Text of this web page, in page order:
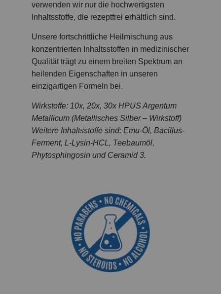
verwenden wir nur die hochwertigsten
Inhaltsstoffe, die rezeptfrei erhältlich sind.
Unsere fortschrittliche Heilmischung aus
konzentrierten Inhaltsstoffen in medizinischer
Qualität trägt zu einem breiten Spektrum an
heilenden Eigenschaften in unseren
einzigartigen Formeln bei.
Wirkstoffe: 10x, 20x, 30x HPUS Argentum
Metallicum (Metallisches Silber – Wirkstoff)
Weitere Inhaltsstoffe sind: Emu-Öl, Bacillus-
Ferment, L-Lysin-HCL, Teebaumöl,
Phytosphingosin und Ceramid 3.